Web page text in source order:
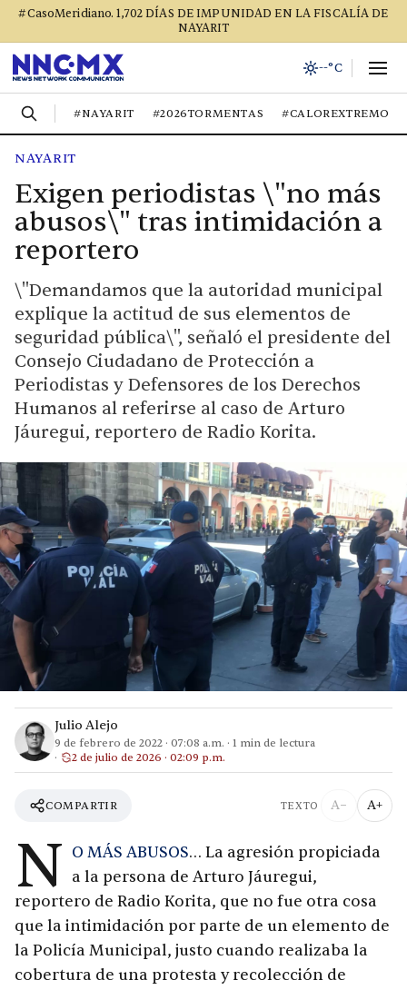
#CasoMeridiano. 1,702 DÍAS DE IMPUNIDAD EN LA FISCALÍA DE
NAYARIT
--°C
#NAYARIT #2026TORMENTAS #CALOREXTREMO
NAYARIT
Exigen periodistas \"no más
abusos\" tras intimidación a
reportero
\"Demandamos que la autoridad municipal
explique la actitud de sus elementos de
seguridad pública\", señaló el presidente del
Consejo Ciudadano de Protección a
Periodistas y Defensores de los Derechos
Humanos al referirse al caso de Arturo
Jáuregui, reportero de Radio Korita.
Julio Alejo
9 de febrero de 2022 · 07:08 a.m. · 1 min de lectura
2 de julio de 2026 · 02:09 p.m.
COMPARTIR TEXTO A− A+
N O MÁS ABUSOS… La agresión propiciada
a la persona de Arturo Jáuregui,
reportero de Radio Korita, que no fue otra cosa
que la intimidación por parte de un elemento de
la Policía Municipal, justo cuando realizaba la
cobertura de una protesta y recolección de